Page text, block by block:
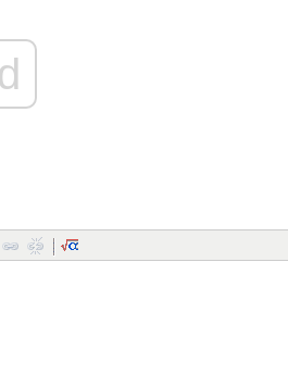
trong gia đình.
thiết bị đóng cắt và lấy điện